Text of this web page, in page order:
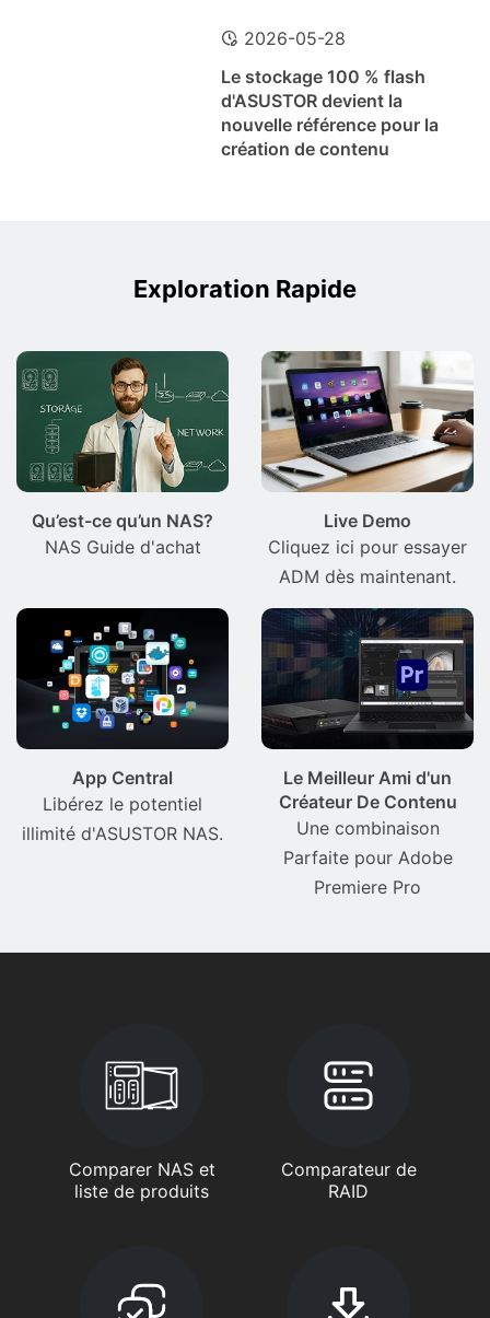
2026-05-28
Le stockage 100 % flash
d'ASUSTOR devient la
nouvelle référence pour la
création de contenu
Exploration Rapide
Qu’est-ce qu’un NAS?
NAS Guide d'achat
Live Demo
Cliquez ici pour essayer
ADM dès maintenant.
App Central
Libérez le potentiel
illimité d'ASUSTOR NAS.
Le Meilleur Ami d'un
Créateur De Contenu
Une combinaison
Parfaite pour Adobe
Premiere Pro
Comparer NAS et
liste de produits
Comparateur de
RAID